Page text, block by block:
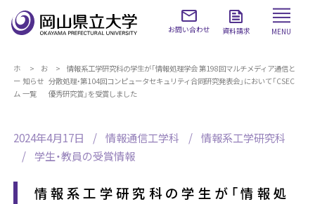
お問い合わせ 資料請求 MENU
ホ
ー
ム
お
知らせ
一覧
情報系工学研究科の学生が「情報処理学会 第198回マルチメディア通信と
分散処理・第104回コンピュータセキュリティ合同研究発表会」において「CSEC
優秀研究賞」を受賞しました
2024年4月17日 情報通信工学科
情報系工学研究科
学生・教員の受賞情報
情報系工学研究科の学生が「情報処